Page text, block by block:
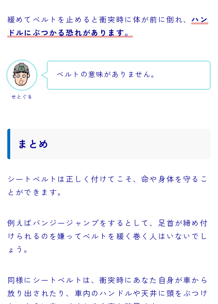
緩めてベルトを止めると衝突時に体が前に倒れ、 ハン
ドルにぶつかる恐れがあります。
せとぐる
ベルトの意味がありません。
まとめ
シートベルトは正しく付けてこそ、命や身体を守るこ
とができます。
例えばバンジージャンプをするとして、足首が締め付
けられるのを嫌ってベルトを緩く巻く人はいないでし
ょう。
同様にシートベルトは、衝突時にあなた自身が車から
放り出されたり、車内のハンドルや天井に頭をぶつけ